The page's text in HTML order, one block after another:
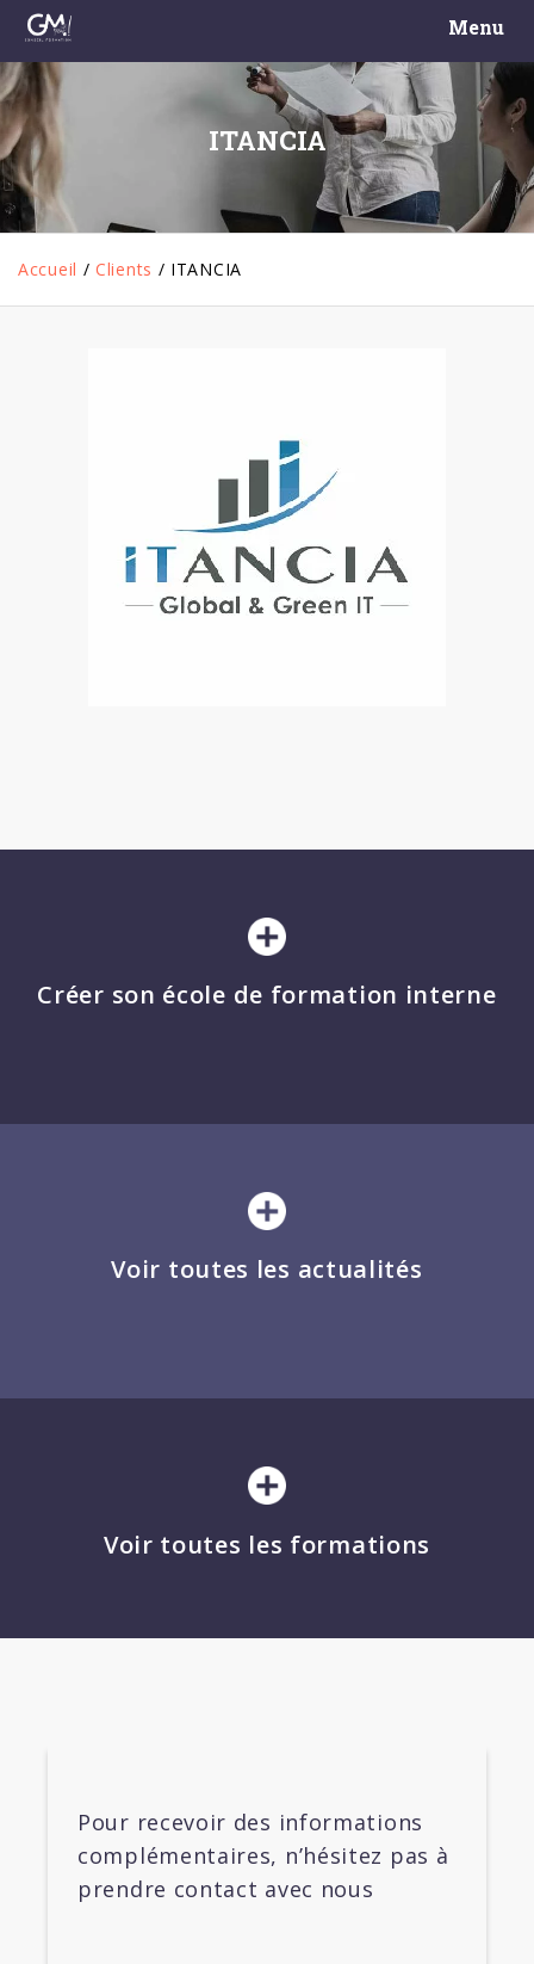
Menu
ITANCIA
Accueil /Clients / ITANCIA
Créer son école de formation interne
Voir toutes les actualités
Voir toutes les formations
Pour recevoir des informations
complémentaires, n’hésitez pas à
prendre contact avec nous